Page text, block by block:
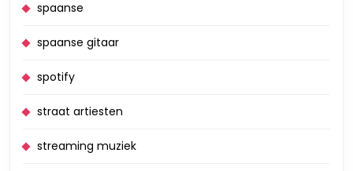
spaanse
spaanse gitaar
spotify
straat artiesten
streaming muziek